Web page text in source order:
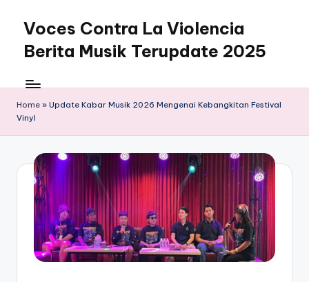
content
Voces Contra La Violencia
Berita Musik Terupdate 2025
Home » Update Kabar Musik 2026 Mengenai Kebangkitan Festival
Vinyl